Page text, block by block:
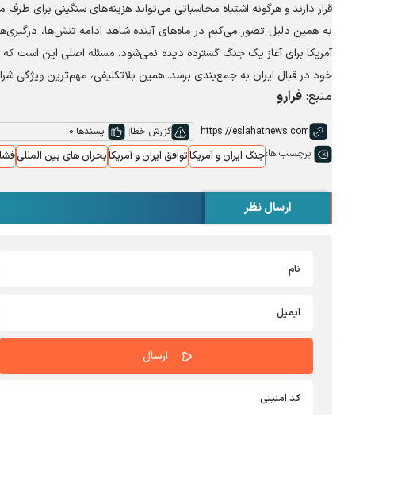
قرار دارند و هرگونه اشتباه محاسباتی می‌تواند هزینه‌های سنگینی برای طرف
به همین دلیل تصور می‌کنم در ماه‌های آینده شاهد ادامه تنش‌ها،
آمریکا برای آغاز یک جنگ گسترده دیده نمی‌شود. مسئله اصلی این است که
خود در قبال ایران به جمع‌بندی برسد. همین بلاتکلیفی، مهم‌ترین ویژگی
منبع: فرارو
گزارش خطا پسندها:0
برچسب ها:جنگ ایران و آمریکاتوافق ایران و آمریکابحران های بین المللی
ارسال نظر